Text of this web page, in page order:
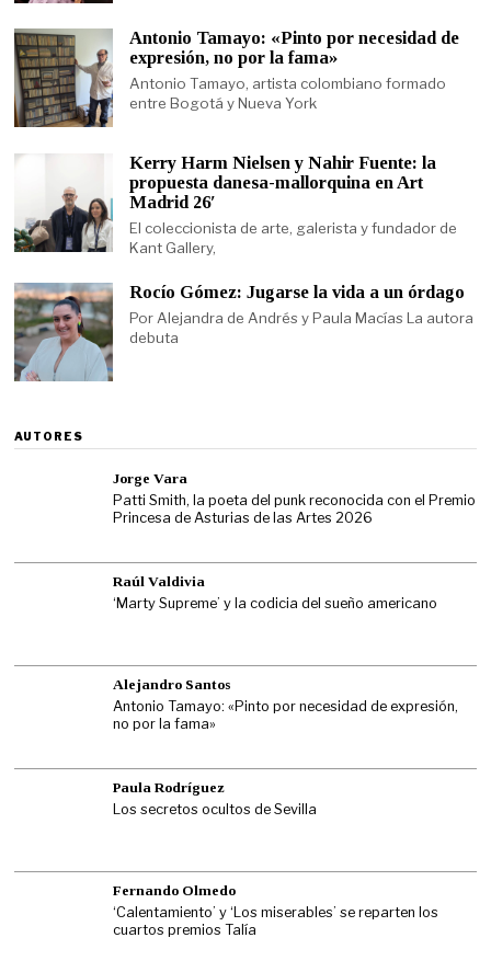
Antonio Tamayo: «Pinto por necesidad de
expresión, no por la fama»
Antonio Tamayo, artista colombiano formado
entre Bogotá y Nueva York
Kerry Harm Nielsen y Nahir Fuente: la
propuesta danesa-mallorquina en Art
Madrid 26′
El coleccionista de arte, galerista y fundador de
Kant Gallery,
Rocío Gómez: Jugarse la vida a un órdago
Por Alejandra de Andrés y Paula Macías La autora
debuta
AUTORES
Jorge Vara
Patti Smith, la poeta del punk reconocida con el Premio
Princesa de Asturias de las Artes 2026
Raúl Valdivia
‘Marty Supreme’ y la codicia del sueño americano
Alejandro Santos
Antonio Tamayo: «Pinto por necesidad de expresión,
no por la fama»
Paula Rodríguez
Los secretos ocultos de Sevilla
Fernando Olmedo
‘Calentamiento’ y ‘Los miserables’ se reparten los
cuartos premios Talía